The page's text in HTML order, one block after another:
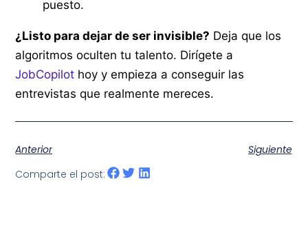
puesto.
¿Listo para dejar de ser invisible? Deja que los
algoritmos oculten tu talento. Dirígete a
JobCopilot hoy y empieza a conseguir las
entrevistas que realmente mereces.
Anterior
Siguiente
Comparte el post: